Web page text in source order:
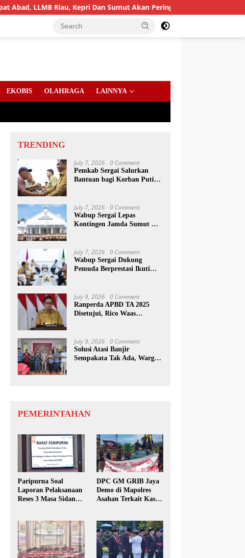
Riau, Kepri Dan Sumut Akan Peringati Harlah Ke-25
EKOBIS OLAHRAGA LAINNYA
TRENDING
July 7, 2026 0 Comment
Pemkab Sergai Salurkan
Bantuan bagi Korban Puting
July 7, 2026 0 Comment
Wabup Sergai Lepas
Kontingen Jamda Sumut XI,
July 7, 2026 0 Comment
Wabup Sergai Dukung
Pemuda Berprestasi Ikuti
July 9, 2026 0 Comment
Ranperda APBD TA 2025
Disetujui, Rico Waas
July 9, 2026 0 Comment
Solusi Atasi Banjir
Sempakata Tak Ada, Warga
PEMERINTAHAN
Paripurna Soal
Laporan Pelaksanaan
Reses 3 Masa Sidang
DPC GM GRIB Jaya
Demo di Mapolres
Asahan Terkait Kasus